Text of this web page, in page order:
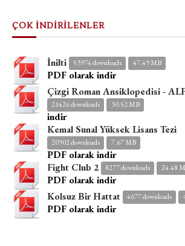
ÇOK İNDİRİLENLER
İnilti 53974 downloads 47.49 MB
PDF olarak indir
Çizgi Roman Ansiklopedisi -
21426 downloads 30.52 MB
indir
Kemal Sunal Yüksek Lisans Tezi
20902 downloads 7.67 MB
PDF olarak indir
Fight Club 2
8277 downloads 24.48
PDF olarak indir
Kolsuz Bir Hattat
4677 downloads
PDF olarak indir